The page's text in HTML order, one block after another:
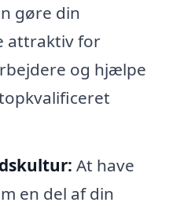
gøre din
attraktiv for
og hjælpe
At have
en del af din